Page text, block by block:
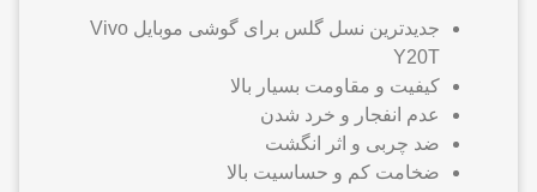
جدیدترین نسل گلس برای گوشی موبایل Vivo
Y20T
کیفیت و مقاومت بسیار بالا
عدم انفجار و خرد شدن
ضد چربی و اثر انگشت
ضخامت کم و حساسیت بالا